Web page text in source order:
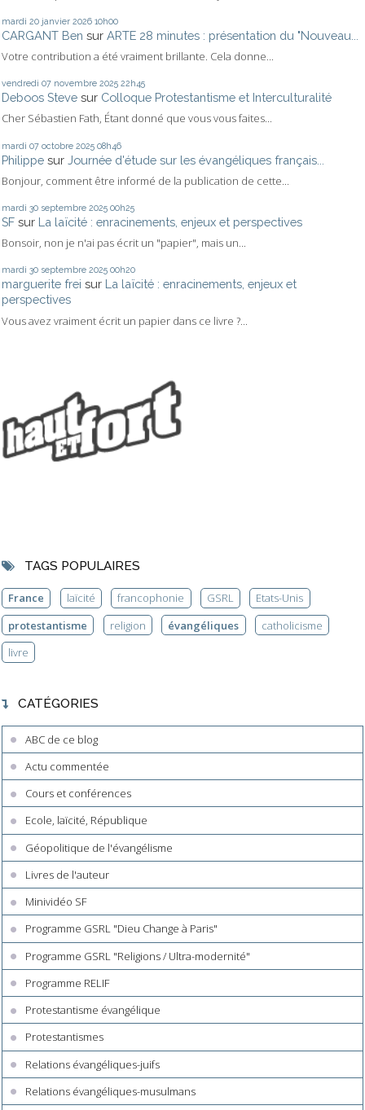
mardi 20 janvier 2026 10h00
CARGANT Ben sur ARTE 28 minutes : présentation du "Nouveau...
Votre contribution a été vraiment brillante. Cela donne...
vendredi 07 novembre 2025 22h45
Deboos Steve sur Colloque Protestantisme et Interculturalité
Cher Sébastien Fath, Étant donné que vous vous faites...
mardi 07 octobre 2025 08h46
Philippe sur Journée d'étude sur les évangéliques français...
Bonjour, comment être informé de la publication de cette...
mardi 30 septembre 2025 00h25
SF sur La laïcité : enracinements, enjeux et perspectives
Bonsoir, non je n'ai pas écrit un "papier", mais un...
mardi 30 septembre 2025 00h20
marguerite frei sur La laïcité : enracinements, enjeux et
perspectives
Vous avez vraiment écrit un papier dans ce livre ?...
TAGS POPULAIRES
France laïcité francophonie GSRL
Etats-Unis
protestantisme
religion évangéliques
catholicisme
livre
CATÉGORIES
ABC de ce blog
Actu commentée
Cours et conférences
Ecole, laïcité, République
Géopolitique de l'évangélisme
Livres de l'auteur
Minividéo SF
Programme GSRL "Dieu Change à Paris"
Programme GSRL "Religions / Ultra-modernité"
Programme RELIF
Protestantisme évangélique
Protestantismes
Relations évangéliques-juifs
Relations évangéliques-musulmans